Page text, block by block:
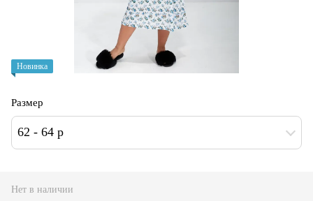
Новинка
Размер
62 - 64 р
Нет в наличии